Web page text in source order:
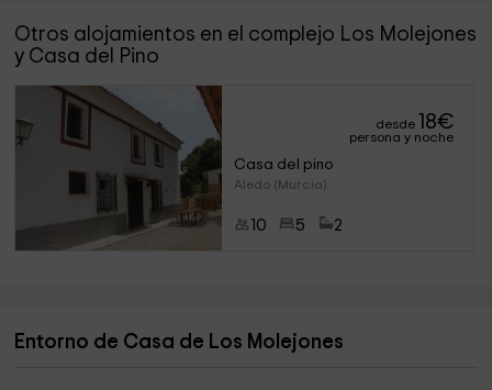
Otros alojamientos en el complejo Los Molejones
y Casa del Pino
desde 18€
persona y noche
Casa del pino
Aledo (Murcia)
10 5 2
Entorno de Casa de Los Molejones